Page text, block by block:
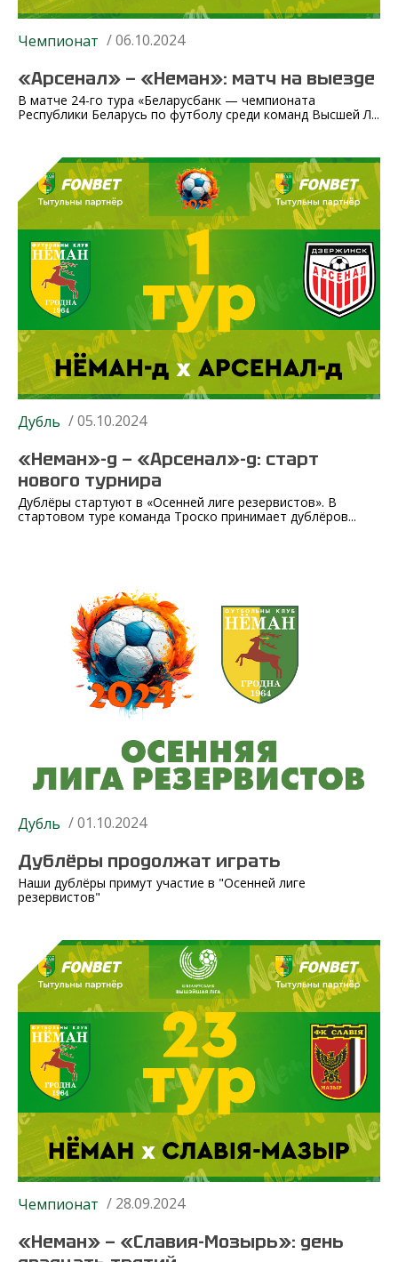
Чемпионат / 06.10.2024
«Арсенал» — «Неман»: матч на выезде
В матче 24-го тура «Беларусбанк — чемпионата
Республики Беларусь по футболу среди команд Высшей Л...
Дубль / 05.10.2024
«Неман»-д — «Арсенал»-д: старт
нового турнира
Дублёры стартуют в «Осенней лиге резервистов». В
стартовом туре команда Троско принимает дублёров...
Дубль / 01.10.2024
Дублёры продолжат играть
Наши дублёры примут участие в "Осенней лиге
резервистов"
Чемпионат / 28.09.2024
«Неман» — «Славия-Мозырь»: день